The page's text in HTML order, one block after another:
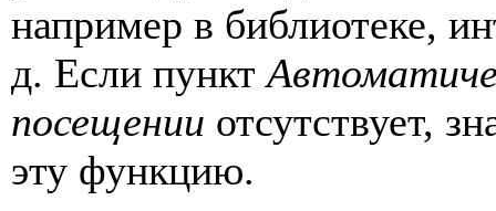
например в библиотеке,
д. Если пункт
посещении отсутствует,
эту функцию.